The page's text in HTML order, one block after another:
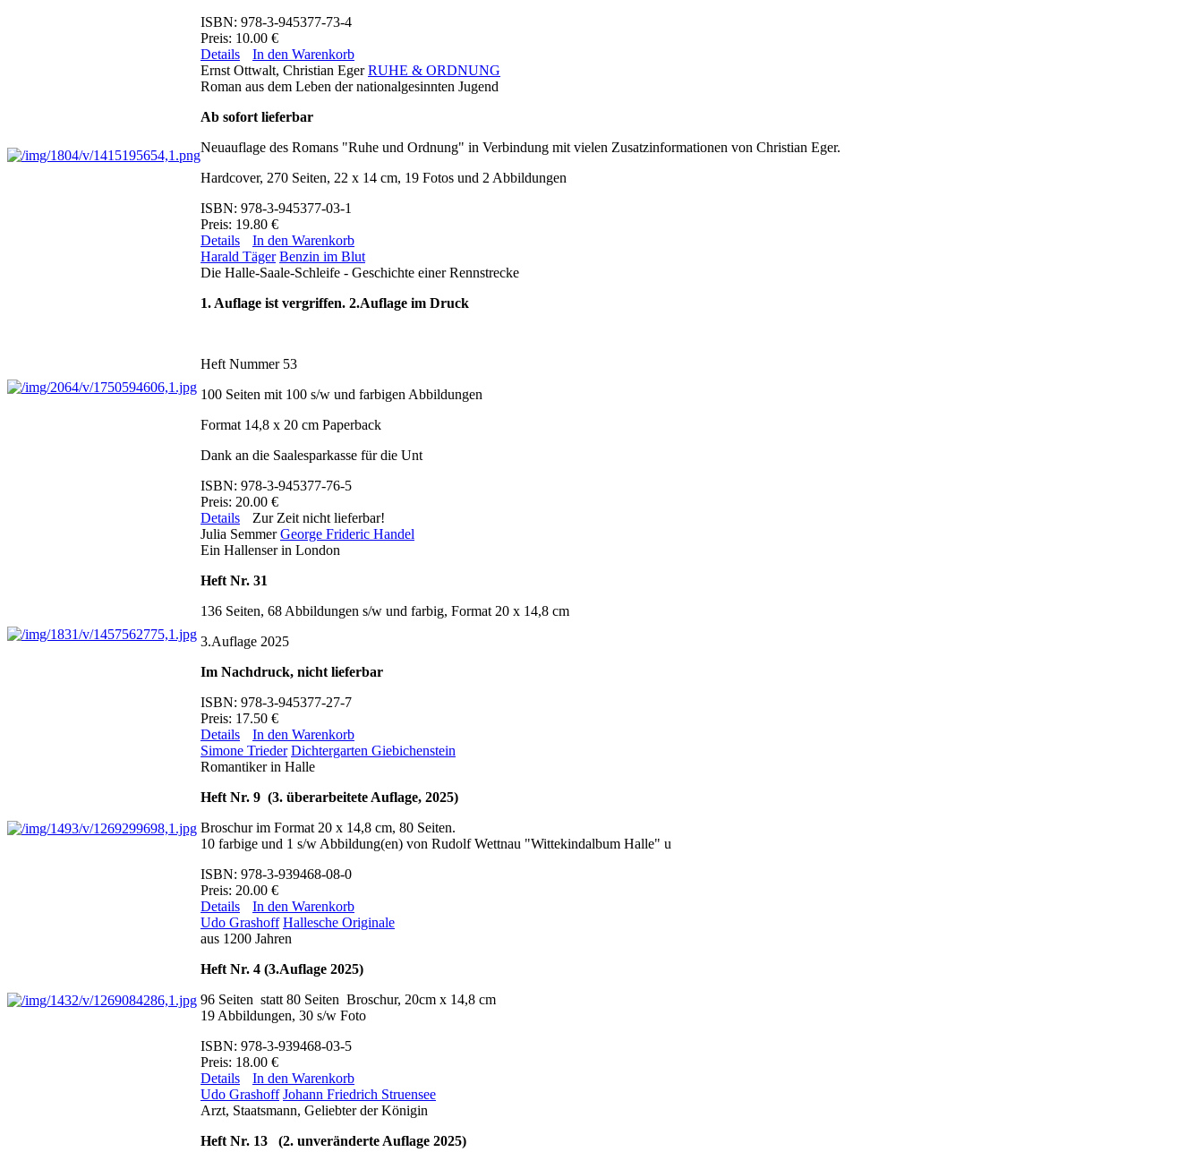
ISBN: 978-3-945377-73-4
Preis: 10.00 €
Details
In den Warenkorb
Ernst Ottwalt, Christian EgerRUHE & ORDNUNG
Roman aus dem Leben der nationalgesinnten Jugend
Ab sofort lieferbar
Neuauflage des Romans "Ruhe und Ordnung" in Verbindung mit vielen Zusatzinformationen von Christian Eger.
Hardcover, 270 Seiten, 22 x 14 cm, 19 Fotos und 2 Abbildungen
ISBN: 978-3-945377-03-1
Preis: 19.80 €
Details
In den Warenkorb
Harald Täger Benzin im Blut
Die Halle-Saale-Schleife - Geschichte einer Rennstrecke
1. Auflage ist vergriffen. 2.Auflage im Druck
Heft Nummer 53
100 Seiten mit 100 s/w und farbigen Abbildungen
Format 14,8 x 20 cm Paperback
Dank an die Saalesparkasse für die Unt
ISBN: 978-3-945377-76-5
Preis: 20.00 €
Details
Zur Zeit nicht lieferbar!
Julia SemmerGeorge Frideric Handel
Ein Hallenser in London
Heft Nr. 31
136 Seiten, 68 Abbildungen s/w und farbig, Format 20 x 14,8 cm
3.Auflage 2025
Im Nachdruck, nicht lieferbar
ISBN: 978-3-945377-27-7
Preis: 17.50 €
Details
In den Warenkorb
Simone Trieder Dichtergarten Giebichenstein
Romantiker in Halle
Heft Nr. 9 (3. überarbeitete Auflage, 2025)
Broschur im Format 20 x 14,8 cm, 80 Seiten.
10 farbige und 1 s/w Abbildung(en) von Rudolf Wettnau "Wittekindalbum Halle" u
ISBN: 978-3-939468-08-0
Preis: 20.00 €
Details
In den Warenkorb
Udo Grashoff Hallesche Originale
aus 1200 Jahren
Heft Nr. 4 (3.Auflage 2025)
96 Seiten statt 80 Seiten Broschur, 20cm x 14,8 cm
19 Abbildungen, 30 s/w Foto
ISBN: 978-3-939468-03-5
Preis: 18.00 €
Details
In den Warenkorb
Udo Grashoff Johann Friedrich Struensee
Arzt, Staatsmann, Geliebter der Königin
Heft Nr. 13 (2. unveränderte Auflage 2025)